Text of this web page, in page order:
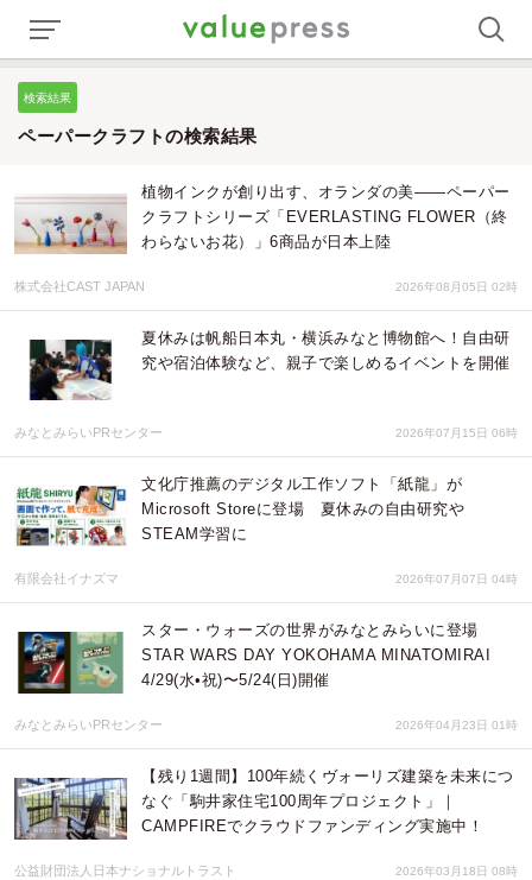
検索結果
ペーパークラフトの検索結果
植物インクが創り出す、オランダの美――ペーパー
クラフトシリーズ「EVERLASTING FLOWER（終
わらないお花）」6商品が日本上陸
株式会社CAST JAPAN 2026年08月05日 02時
夏休みは帆船日本丸・横浜みなと博物館へ！自由研
究や宿泊体験など、親子で楽しめるイベントを開催
みなとみらいPRセンター 2026年07月15日 06時
文化庁推薦のデジタル工作ソフト「紙龍」が
Microsoft Storeに登場 夏休みの自由研究や
STEAM学習に
有限会社イナズマ 2026年07月07日 04時
スター・ウォーズの世界がみなとみらいに登場
STAR WARS DAY YOKOHAMA MINATOMIRAI
4/29(水•祝)〜5/24(日)開催
みなとみらいPRセンター 2026年04月23日 01時
【残り1週間】100年続くヴォーリズ建築を未来につ
なぐ「駒井家住宅100周年プロジェクト」｜
CAMPFIREでクラウドファンディング実施中！
公益財団法人日本ナショナルトラスト 2026年03月18日 08時